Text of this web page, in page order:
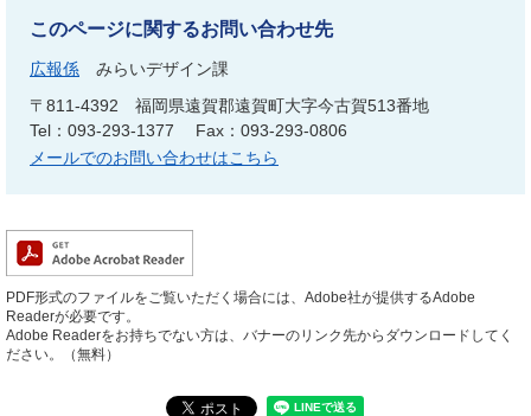
このページに関するお問い合わせ先
広報係
みらいデザイン課
〒811-4392
福岡県遠賀郡遠賀町大字今古賀513番地
Tel：093-293-1377
Fax：093-293-0806
メールでのお問い合わせはこちら
PDF形式のファイルをご覧いただく場合には、Adobe社が提供するAdobe
Readerが必要です。
Adobe Readerをお持ちでない方は、バナーのリンク先からダウンロードしてく
ださい。（無料）